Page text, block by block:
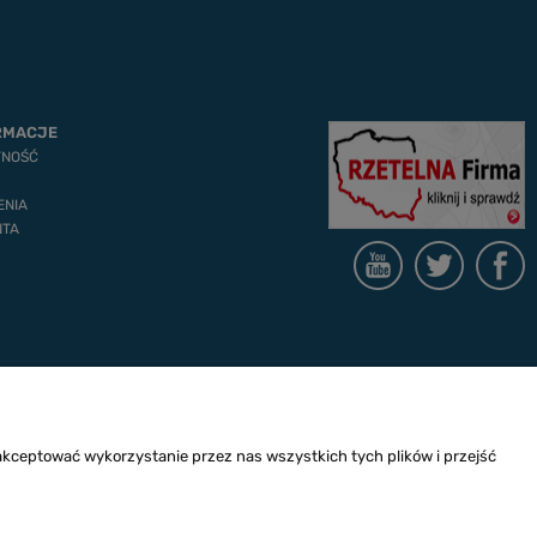
wykorzystanie przez nas wszystkich tych plików i przejść